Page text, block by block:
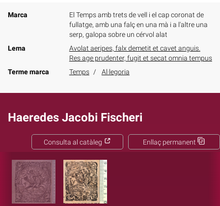
Marca
El Temps amb trets de vell i el cap coronat de
fullatge, amb una falç en una mà i a l'altre una
serp, galopa sobre un cérvol alat
Lema
Avolat aeripes, falx demetit et cavet anguis.
Res age prudenter, fugit et secat omnia tempus
Terme marca
Temps Al·legoria
Haeredes Jacobi Fischeri
Enllaç permanent
Consulta al catàleg